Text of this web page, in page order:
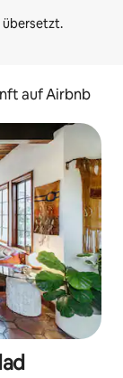
auf Airbnb